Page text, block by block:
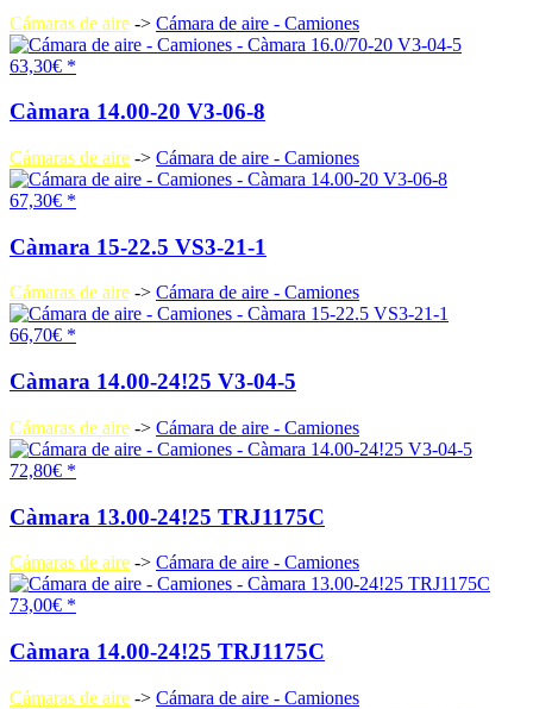
Cámaras de aire -> Cámara de aire - Camiones
63,30€ *
Càmara 14.00-20 V3-06-8
Cámaras de aire -> Cámara de aire - Camiones
67,30€ *
Càmara 15-22.5 VS3-21-1
Cámaras de aire -> Cámara de aire - Camiones
66,70€ *
Càmara 14.00-24!25 V3-04-5
Cámaras de aire -> Cámara de aire - Camiones
72,80€ *
Càmara 13.00-24!25 TRJ1175C
Cámaras de aire -> Cámara de aire - Camiones
73,00€ *
Càmara 14.00-24!25 TRJ1175C
Cámaras de aire -> Cámara de aire - Camiones